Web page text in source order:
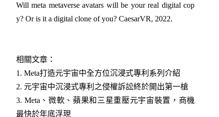
Will meta metaverse avatars will be your real digital cop
y? Or is it a digital clone of you? CaesarVR, 2022.
相關文章：
1. Meta打造元宇宙中全方位沉浸式專利系列介紹
2. 元宇宙中沉浸式專利之侵權訴訟終於開出第一槍
3. Meta、微軟、蘋果和三星重壓元宇宙裝置，商機
最快於年底浮現